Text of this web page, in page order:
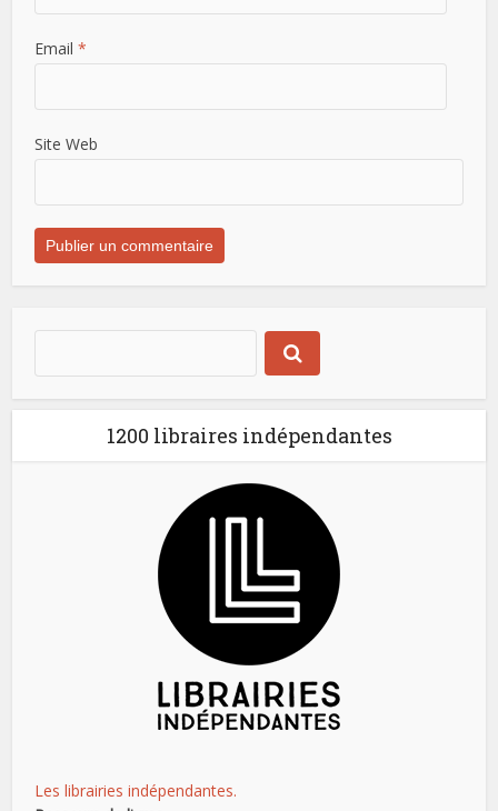
Email *
Site Web
1200 libraires indépendantes
Les librairies indépendantes.